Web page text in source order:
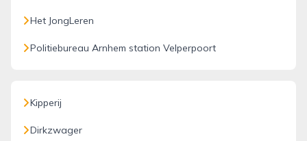
Het JongLeren
Politiebureau Arnhem station Velperpoort
Kipperij
Dirkzwager